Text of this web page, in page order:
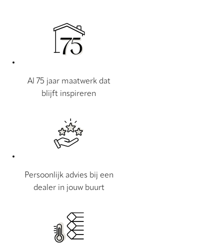
Al 75 jaar maatwerk dat
blijft inspireren
Persoonlijk advies bij een
dealer in jouw buurt